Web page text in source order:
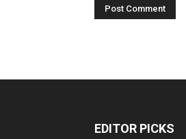
EDITOR PICKS